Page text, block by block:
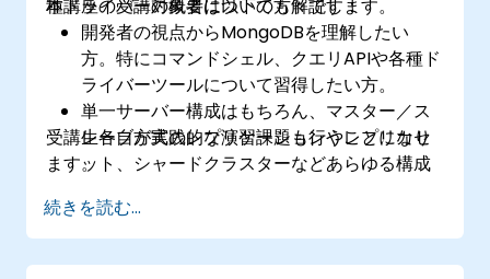
種ドライバーの概要についても解説します。
本講座の受講対象者は以下の方々です：
開発者の視点からMongoDBを理解したい
方。特にコマンドシェル、クエリAPIや各種ド
ライバーツールについて習得したい方。
単一サーバー構成はもちろん、マスター／ス
レーブ方式のレプリケーションやレプリカセ
ット、シャードクラスターなどあらゆる構成
アプリケーションを適切に評価し、最適なハ
ードウェアを選定したい方。
MongoDBインスタンスの監視方法や、Munin
受講生各自が実践的な演習課題も行うことになり
ます。
続きを読む...